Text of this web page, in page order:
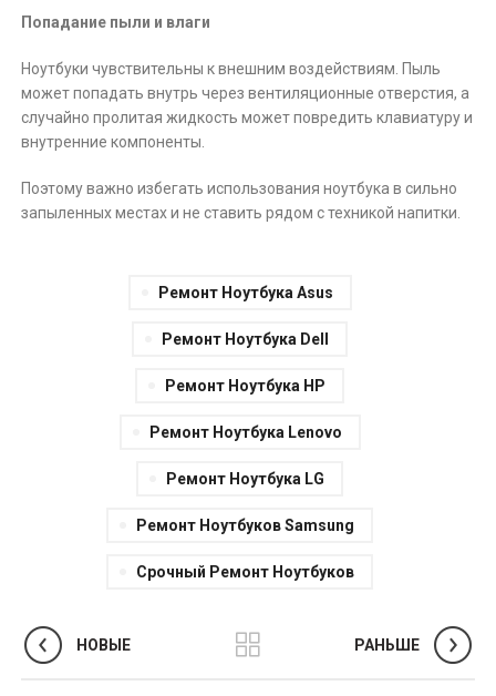
Попадание пыли и влаги
Ноутбуки чувствительны к внешним воздействиям. Пыль
может попадать внутрь через вентиляционные отверстия, а
случайно пролитая жидкость может повредить клавиатуру и
внутренние компоненты.
Поэтому важно избегать использования ноутбука в сильно
запыленных местах и не ставить рядом с техникой напитки.
Ремонт Ноутбука Asus
Ремонт Ноутбука Dell
Ремонт Ноутбука HP
Ремонт Ноутбука Lenovo
Ремонт Ноутбука LG
Ремонт Ноутбуков Samsung
Срочный Ремонт Ноутбуков
НОВЫЕ РАНЬШЕ